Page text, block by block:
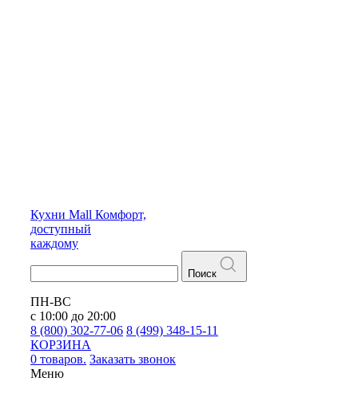
Кухни Mall Комфорт,
доступный
каждому
Поиск
ПН-ВС
с 10:00 до 20:00
8 (800) 302-77-06 8 (499) 348-15-11
КОРЗИНА
0 товаров. Заказать звонок
Меню